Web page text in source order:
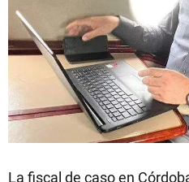
La fiscal de caso en